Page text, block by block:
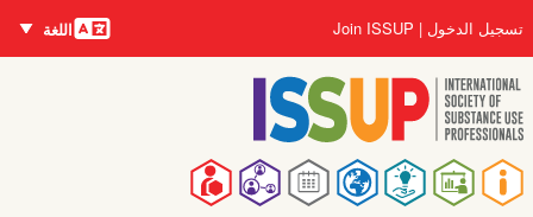
إلى
المحتوى
الرئيسي
Main
navigation
User
account
menu
تسجيل الدخول Join ISSUP اللغات
اللغة